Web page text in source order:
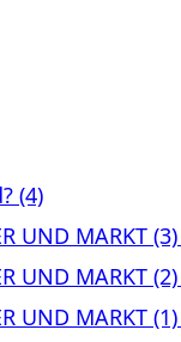
(4)
UND MARKT
UND
UND MARKT